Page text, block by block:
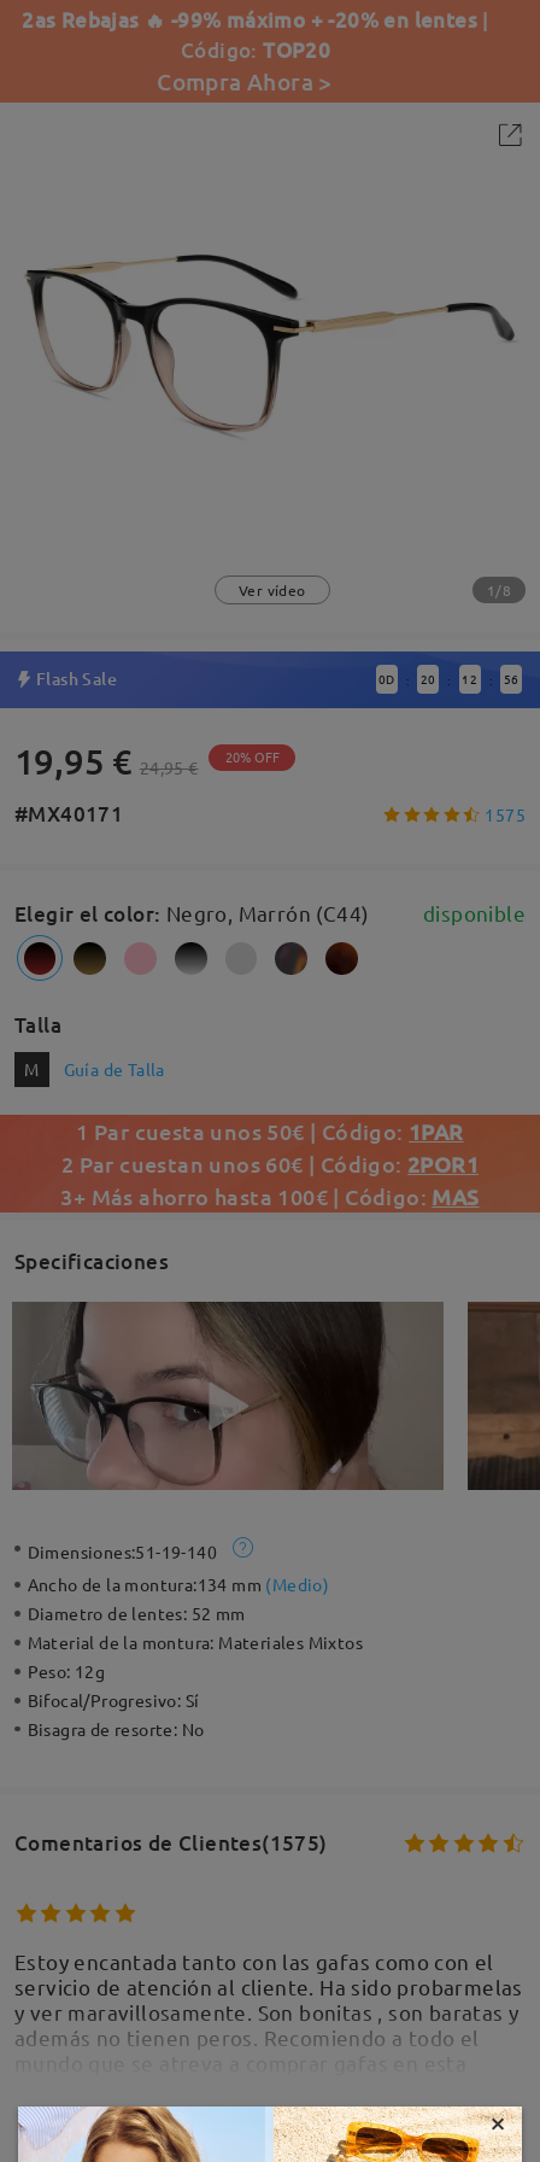
2as Rebajas 🔥 -99% máximo + -20% en lentes |
Código:TOP20
Compra Ahora >
Ver vídeo 1/8
Flash Sale 0D : 20 : 12 : 55
19,95 € 24,95 € 20% OFF
#MX40171 1575
Elegir el color: Negro, Marrón (C44) disponible
Talla
M Guía de Talla
1 Par cuesta unos 50€ | Código: 1PAR
2 Par cuestan unos 60€ | Código: 2POR1
3+ Más ahorro hasta 100€ | Código: MAS
Specificaciones
Dimensiones:51-19-140
Ancho de la montura:134 mm (Medio)
Diametro de lentes: 52 mm
Material de la montura: Materiales Mixtos
Peso: 12g
Bifocal/Progresivo: Sí
Bisagra de resorte: No
Comentarios de Clientes(1575)
Estoy encantada tanto con las gafas como con el
servicio de atención al cliente. Ha sido probarmelas
y ver maravillosamente. Son bonitas , son baratas y
además no tienen peros. Recomiendo a todo el
ningún problema.
by Susana PerezonJul 14 , 2026
MOSTRAR MÁS ×